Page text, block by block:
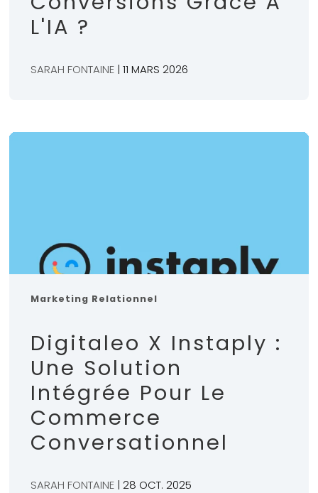
L'IA ?
SARAH FONTAINE | 11 MARS 2026
Marketing Relationnel
Digitaleo X Instaply :
Une Solution
Intégrée Pour Le
Commerce
Conversationnel
SARAH FONTAINE | 28 OCT. 2025